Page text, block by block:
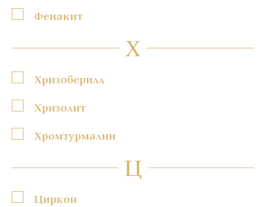
Фенакит
Х
Хризоберилл
Хризолит
Хромтурмалин
Ц
Циркон